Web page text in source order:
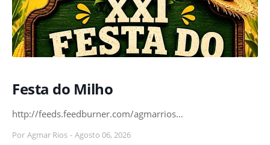
Festa do Milho
http://feeds.feedburner.com/agmarrios…
Por Agmar Rios - Agosto 06, 2026